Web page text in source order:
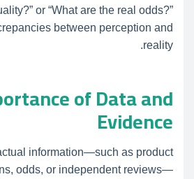
or “What are the real odds?”
between perception and
reality.
of Data and
Evidence
information—such as product
odds, or independent reviews—